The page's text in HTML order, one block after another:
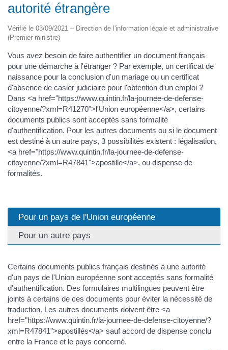
autorité étrangère
Vérifié le 03/09/2021 – Direction de l'information légale et administrative
(Premier ministre)
Vous avez besoin de faire authentifier un document français
pour une démarche à l'étranger ? Par exemple, un certificat de
naissance pour la conclusion d'un mariage ou un certificat
d'absence de casier judiciaire pour l'obtention d'un emploi ?
Dans <a href="https://www.quintin.fr/la-journee-de-defense-
citoyenne/?xml=R41270">l'Union européenne</a>, certains
documents publics sont acceptés sans formalité
d'authentification. Pour les autres documents ou si le document
est destiné à un autre pays, 3 possibilités existent : légalisation,
<a href="https://www.quintin.fr/la-journee-de-defense-
citoyenne/?xml=R47841">apostille</a>, ou dispense de
formalités.
Pour un pays de l'Union européenne
Pour un autre pays
Certains documents publics français destinés à une autorité
d'un pays de l'Union européenne sont acceptés sans formalité
d'authentification. Des formulaires multilingues peuvent être
joints à certains de ces documents pour éviter la nécessité de
traduction. Les autres documents doivent être <a
href="https://www.quintin.fr/la-journee-de-defense-citoyenne/?
xml=R47841">apostillés</a> sauf accord de dispense conclu
entre la France et le pays concerné.